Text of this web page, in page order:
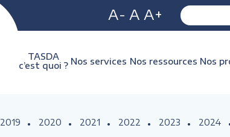
A- A A+
TASDA
c’est quoi ? Nos services Nos ressources Nos
2019 2020 2021 2022 2023 2024